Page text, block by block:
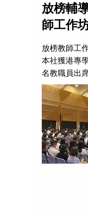
放榜輔
師工作
放榜教師工
本社獲港專
名教職員出席